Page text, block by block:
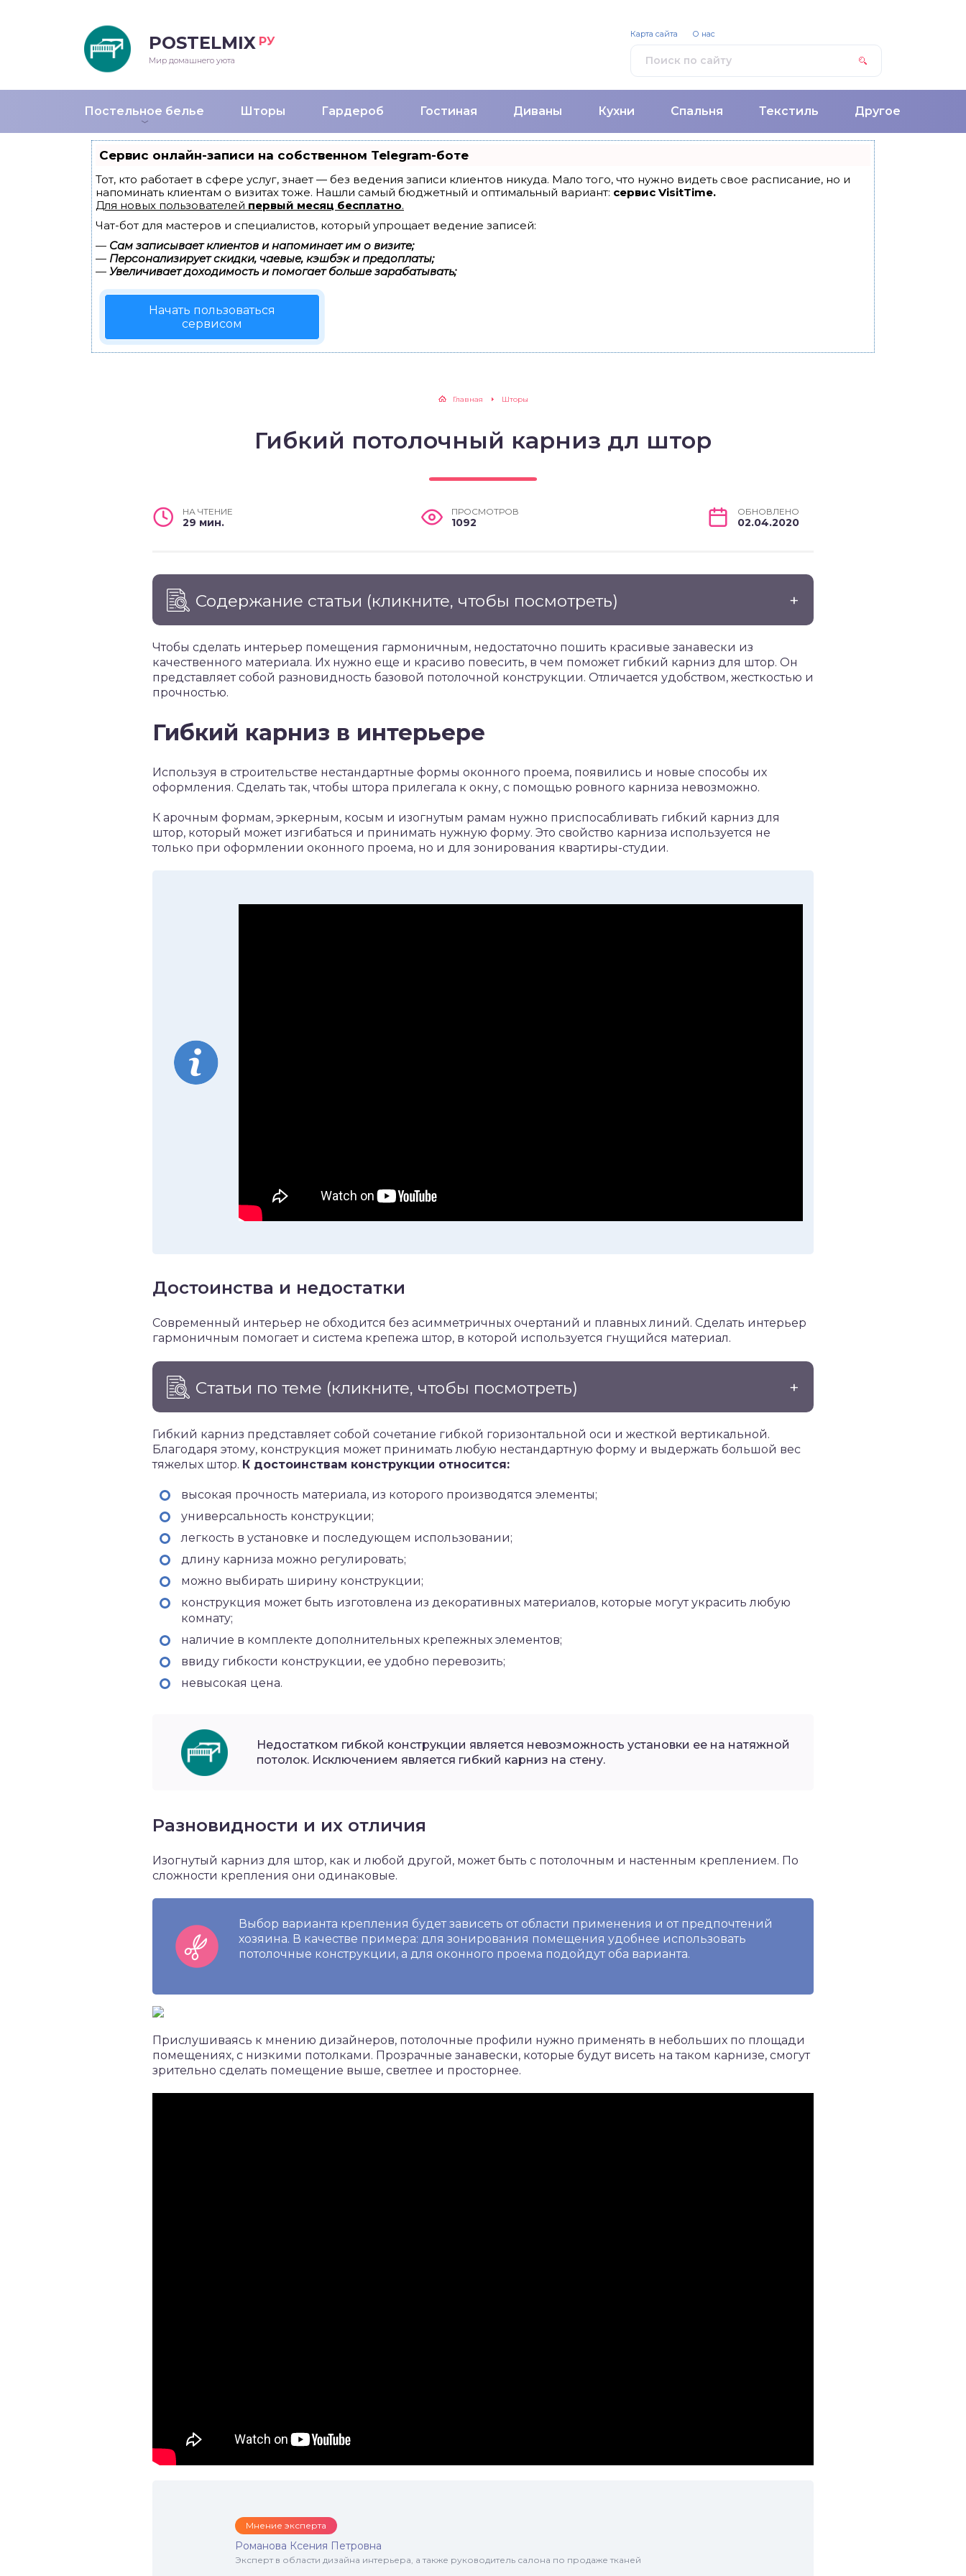
POSTELMIX РУ
Мир домашнего уюта
Постельное белье Шторы Гардероб Гостиная Диваны Кухни Спальня Текстиль Другое
Карта сайта О нас
Сервис онлайн-записи на собственном Telegram-боте
Тот, кто работает в сфере услуг, знает — без ведения записи клиентов никуда. Мало того, что нужно видеть свое расписание, но и
напоминать клиентам о визитах тоже. Нашли самый бюджетный и оптимальный вариант: сервис VisitTime.
Для новых пользователей первый месяц бесплатно.
Чат-бот для мастеров и специалистов, который упрощает ведение записей:
— Сам записывает клиентов и напоминает им о визите;
— Персонализирует скидки, чаевые, кэшбэк и предоплаты;
— Увеличивает доходимость и помогает больше зарабатывать;
Начать пользоваться
сервисом
Главная Шторы
Гибкий потолочный карниз дл штор
НА ЧТЕНИЕ
29 мин.
ПРОСМОТРОВ
1092
ОБНОВЛЕНО
02.04.2020
Содержание статьи (кликните, чтобы посмотреть)
Чтобы сделать интерьер помещения гармоничным, недостаточно пошить красивые занавески из
качественного материала. Их нужно еще и красиво повесить, в чем поможет гибкий карниз для штор. Он
представляет собой разновидность базовой потолочной конструкции. Отличается удобством, жесткостью и
прочностью.
Гибкий карниз в интерьере
Используя в строительстве нестандартные формы оконного проема, появились и новые способы их
оформления. Сделать так, чтобы штора прилегала к окну, с помощью ровного карниза невозможно.
К арочным формам, эркерным, косым и изогнутым рамам нужно приспосабливать гибкий карниз для
штор, который может изгибаться и принимать нужную форму. Это свойство карниза используется не
только при оформлении оконного проема, но и для зонирования квартиры-студии.
Достоинства и недостатки
Современный интерьер не обходится без асимметричных очертаний и плавных линий. Сделать интерьер
гармоничным помогает и система крепежа штор, в которой используется гнущийся материал.
Статьи по теме (кликните, чтобы посмотреть)
Гибкий карниз представляет собой сочетание гибкой горизонтальной оси и жесткой вертикальной.
Благодаря этому, конструкция может принимать любую нестандартную форму и выдержать большой вес
тяжелых штор. К достоинствам конструкции относится:
высокая прочность материала, из которого производятся элементы;
универсальность конструкции;
легкость в установке и последующем использовании;
длину карниза можно регулировать;
можно выбирать ширину конструкции;
конструкция может быть изготовлена из декоративных материалов, которые могут украсить любую
комнату;
наличие в комплекте дополнительных крепежных элементов;
ввиду гибкости конструкции, ее удобно перевозить;
невысокая цена.
Недостатком гибкой конструкции является невозможность установки ее на натяжной
потолок. Исключением является гибкий карниз на стену.
Разновидности и их отличия
Изогнутый карниз для штор, как и любой другой, может быть с потолочным и настенным креплением. По
сложности крепления они одинаковые.
Выбор варианта крепления будет зависеть от области применения и от предпочтений
хозяина. В качестве примера: для зонирования помещения удобнее использовать
потолочные конструкции, а для оконного проема подойдут оба варианта.
Прислушиваясь к мнению дизайнеров, потолочные профили нужно применять в небольших по площади
помещениях, с низкими потолками. Прозрачные занавески, которые будут висеть на таком карнизе, смогут
зрительно сделать помещение выше, светлее и просторнее.
Мнение эксперта
Романова Ксения Петровна
Эксперт в области дизайна интерьера, а также руководитель салона по продаже тканей